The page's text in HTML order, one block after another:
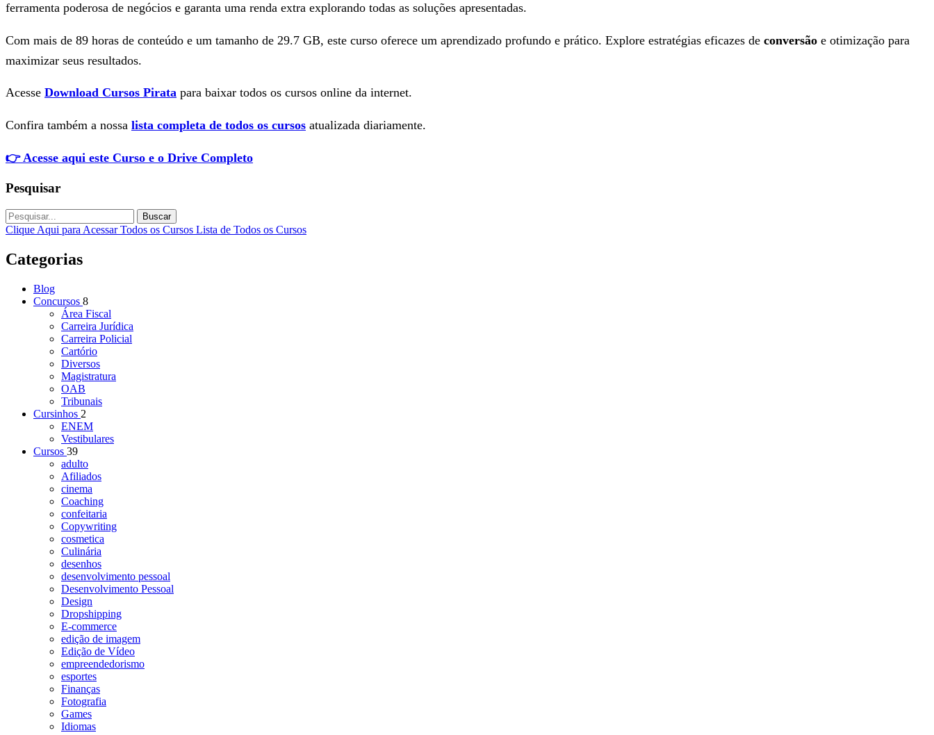
ferramenta poderosa de negócios e garanta uma renda extra explorando todas as soluções apresentadas.
Com mais de 89 horas de conteúdo e um tamanho de 29.7 GB, este curso oferece um aprendizado profundo e prático. Explore estratégias eficazes de conversão e otimização para
maximizar seus resultados.
Acesse Download Cursos Pirata para baixar todos os cursos online da internet.
Confira também a nossa lista completa de todos os cursos atualizada diariamente.
👉 Acesse aqui este Curso e o Drive Completo
Pesquisar
Buscar
Clique Aqui para Acessar Todos os Cursos Lista de Todos os Cursos
Categorias
Blog
Concursos 8
Área Fiscal
Carreira Jurídica
Carreira Policial
Cartório
Diversos
Magistratura
OAB
Tribunais
Cursinhos 2
ENEM
Vestibulares
Cursos 39
adulto
Afiliados
cinema
Coaching
confeitaria
Copywriting
cosmetica
Culinária
desenhos
desenvolvimento pessoal
Desenvolvimento Pessoal
Design
Dropshipping
E-commerce
edição de imagem
Edição de Vídeo
empreendedorismo
esportes
Finanças
Fotografia
Games
Idiomas